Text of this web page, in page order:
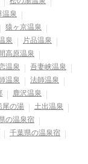
温泉
猿ヶ京温泉
泉
片品温泉
高原温泉
温泉
吾妻峡温泉
温泉
法師温泉
鹿沢温泉
尾の湯
土出温泉
の温泉宿
千葉県の温泉宿